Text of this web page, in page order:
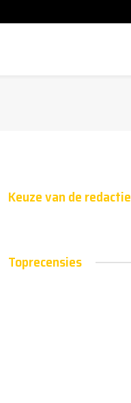
Keuze van de redactie
Toprecensies